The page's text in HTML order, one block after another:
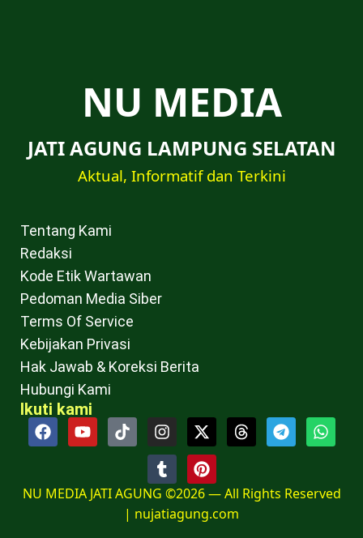
NU MEDIA
JATI AGUNG LAMPUNG SELATAN
Aktual, Informatif dan Terkini
Tentang Kami
Redaksi
Kode Etik Wartawan
Pedoman Media Siber
Terms Of Service
Kebijakan Privasi
Hak Jawab & Koreksi Berita
Hubungi Kami
Ikuti kami
NU MEDIA JATI AGUNG ©2026 — All Rights Reserved
| nujatiagung.com